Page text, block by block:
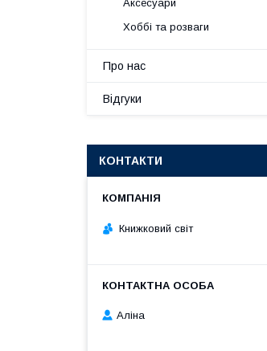
Аксесуари
Хоббі та розваги
Про нас
Відгуки
КОНТАКТИ
Книжковий світ
Аліна